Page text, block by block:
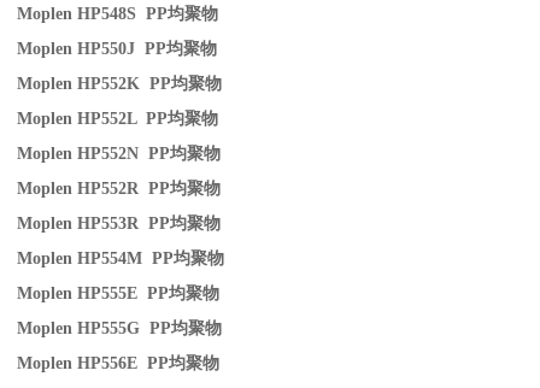
Moplen HP548S PP均聚物
Moplen HP550J PP均聚物
Moplen HP552K PP均聚物
Moplen HP552L PP均聚物
Moplen HP552N PP均聚物
Moplen HP552R PP均聚物
Moplen HP553R PP均聚物
Moplen HP554M PP均聚物
Moplen HP555E PP均聚物
Moplen HP555G PP均聚物
Moplen HP556E PP均聚物